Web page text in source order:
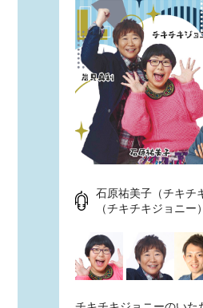
石原祐美子（チキチ
（チキチキジョニー